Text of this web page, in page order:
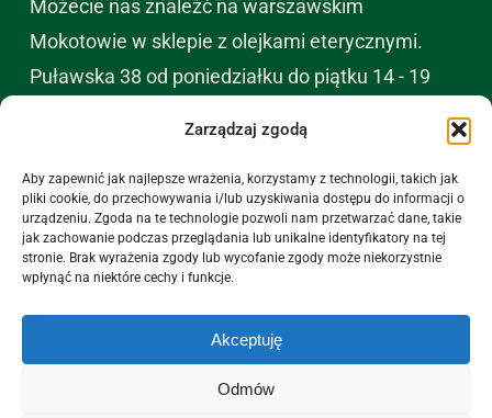
Zarządzaj zgodą
Aby zapewnić jak najlepsze wrażenia, korzystamy z technologii, takich jak
pliki cookie, do przechowywania i/lub uzyskiwania dostępu do informacji o
urządzeniu. Zgoda na te technologie pozwoli nam przetwarzać dane, takie
jak zachowanie podczas przeglądania lub unikalne identyfikatory na tej
stronie. Brak wyrażenia zgody lub wycofanie zgody może niekorzystnie
wpłynąć na niektóre cechy i funkcje.
Akceptuję
Odmów
Możecie nas znaleźć na warszawskim
Mokotowie w sklepie z olejkami eterycznymi.
Puławska 38 od poniedziałku do piątku 14 - 19
Za co nas lubicie
Ekologiczne opakowania przesyłek.
Zamówienia dostarczamy w ciągu 48H.
Gwarancja najwyższej jakości i wiedzy.